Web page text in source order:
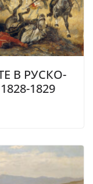
В РУСКО-
1829